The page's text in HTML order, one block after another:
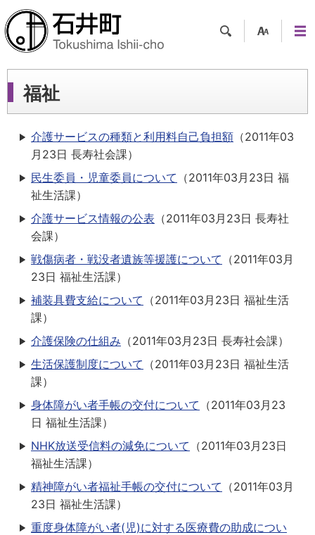
ツー
ュー
福祉
介護サービスの種類と利用料自己負担額 （2011年03
月23日 長寿社会課）
民生委員・児童委員について （2011年03月23日 福
祉生活課）
介護サービス情報の公表 （2011年03月23日 長寿社
会課）
戦傷病者・戦没者遺族等援護について （2011年03月
23日 福祉生活課）
補装具費支給について （2011年03月23日 福祉生活
課）
介護保険の仕組み （2011年03月23日 長寿社会課）
生活保護制度について （2011年03月23日 福祉生活
課）
身体障がい者手帳の交付について （2011年03月23
日 福祉生活課）
NHK放送受信料の減免について （2011年03月23日
福祉生活課）
精神障がい者福祉手帳の交付について （2011年03月
23日 福祉生活課）
重度身体障がい者(児)に対する医療費の助成につい